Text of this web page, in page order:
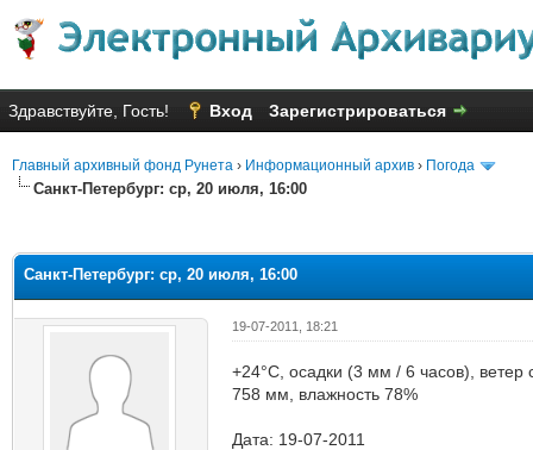
Здравствуйте, Гость! Вход Зарегистрироваться
Главный архивный фонд Рунета › Информационный архив › Погода
Санкт-Петербург: ср, 20 июля, 16:00
Санкт-Петербург: ср, 20 июля, 16:00
19-07-2011, 18:21
+24°C, осадки (3 мм / 6 часов),
758 мм, влажность 78%
Дата: 19-07-2011